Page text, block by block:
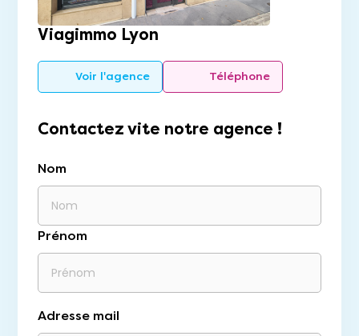
Viagimmo Lyon
Voir l'agence Téléphone
Contactez vite notre agence !
Nom
Prénom
Adresse mail